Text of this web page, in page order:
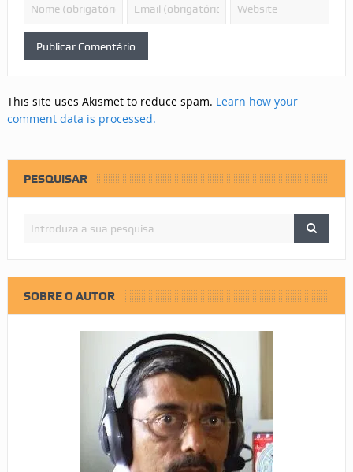
This site uses Akismet to reduce spam. Learn how your
comment data is processed.
PESQUISAR
SOBRE O AUTOR